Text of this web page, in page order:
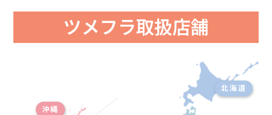
ツメフラ取扱店舗
北海道
沖縄